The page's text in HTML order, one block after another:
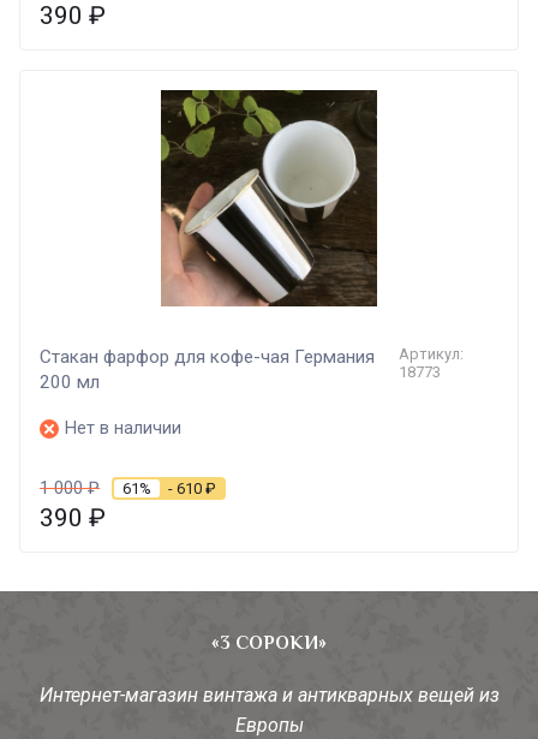
390 ₽
Стакан фарфор для кофе-чая Германия
200 мл
Артикул:
18773
Нет в наличии
1 000₽ 61% - 610 ₽
390 ₽
«3 СОРОКИ»
Интернет-магазин винтажа и антикварных вещей из
Европы